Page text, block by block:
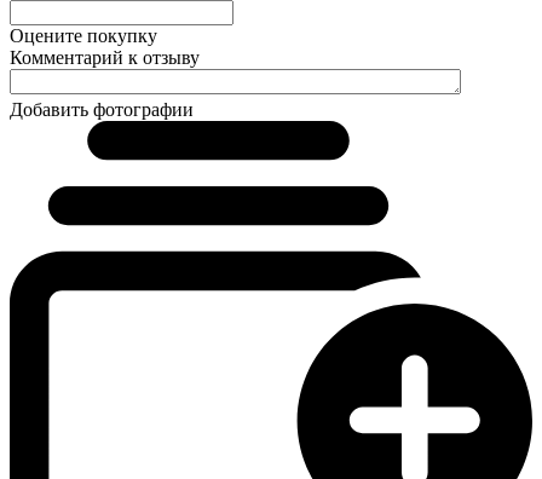
Оцените покупку
Комментарий к отзыву
Добавить фотографии